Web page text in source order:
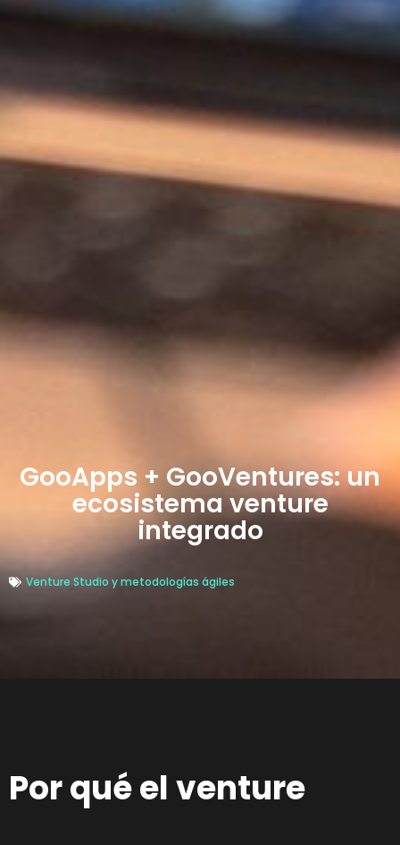
GooApps + GooVentures: un
ecosistema venture
integrado
Venture Studio y metodologías ágiles
Por qué el venture